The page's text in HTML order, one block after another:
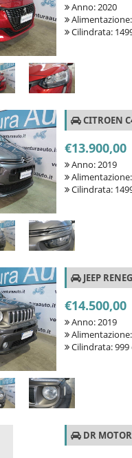
Anno: 2020
Cilindrata:
CITROEN
€13.900,00
Anno: 2019
Cilindrata:
JEEP
€14.500,00
Anno: 2019
Cilindrata: 999
DR